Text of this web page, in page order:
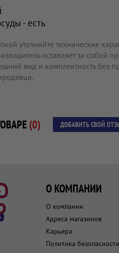
- есть
уточняйте технические
оставляет за собой
вид и комплектность без
(0) ДОБАВИТЬ СВОЙ
О КОМПАНИИ
О компании
Адреса магазинов
Карьера
Политика безопасности